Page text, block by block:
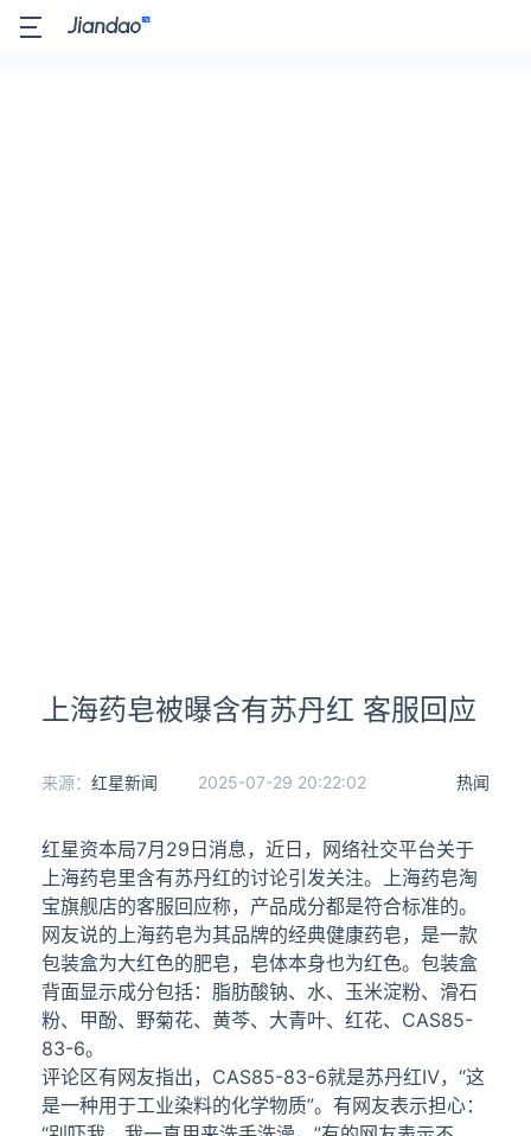
上海药皂被曝含有苏丹红 客服回应
热闻
来源： 红星新闻 2025-07-29 20:22:02
红星资本局7月29日消息，近日，网络社交平台关于
上海药皂里含有苏丹红的讨论引发关注。上海药皂淘
宝旗舰店的客服回应称，产品成分都是符合标准的。
网友说的上海药皂为其品牌的经典健康药皂，是一款
包装盒为大红色的肥皂，皂体本身也为红色。包装盒
背面显示成分包括：脂肪酸钠、水、玉米淀粉、滑石
粉、甲酚、野菊花、黄芩、大青叶、红花、CAS85-
83-6。
评论区有网友指出，CAS85-83-6就是苏丹红Ⅳ，“这
是一种用于工业染料的化学物质”。有网友表示担心：